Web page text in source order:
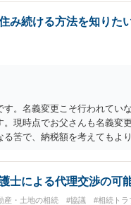
み続ける方法を知りた
。名義変更こそ行われてい
現時点でお父さんも名義変
筈で、納税額を考えてもよ
士による代理交渉の可
産・土地の相続 #協議 #相続トラ